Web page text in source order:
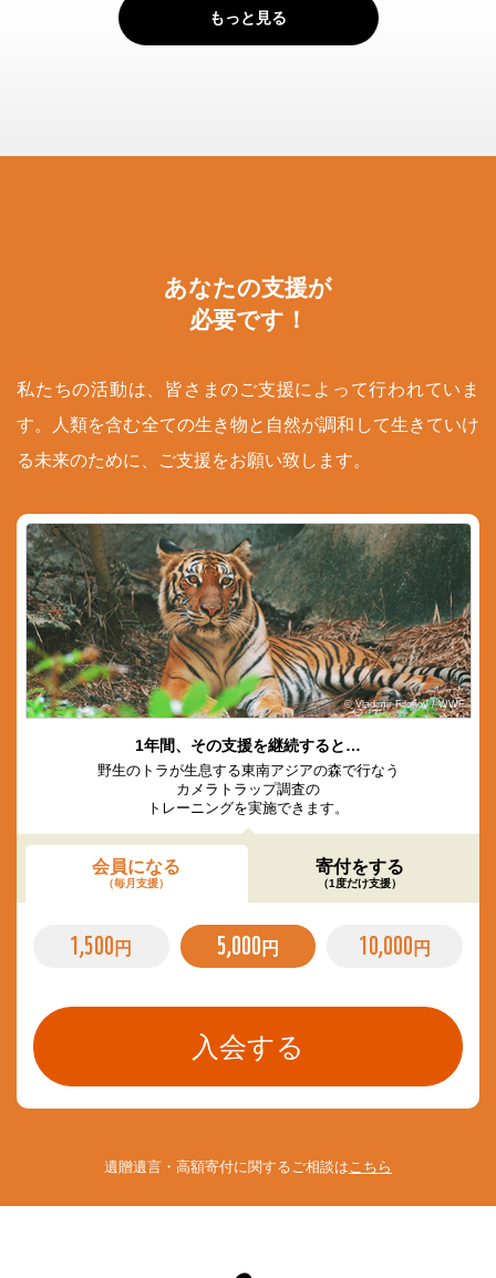
もっと見る
あなたの支援が
必要です！
私たちの活動は、皆さまのご支援によって行われていま
す。人類を含む全ての生き物と自然が調和して生きていけ
る未来のために、ご支援をお願い致します。
© Vladimir Filonov / WWF
1年間、その支援を継続すると…
野生のトラが生息する東南アジアの森で行なう
カメラトラップ調査の
トレーニングを実施できます。
会員になる
（毎月支援）
寄付をする
（1度だけ支援）
1,500 円 5,000 円 10,000 円
遺贈遺言・高額寄付に関するご相談は こちら